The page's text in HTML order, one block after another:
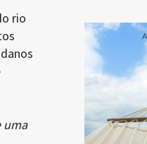
rio
uma